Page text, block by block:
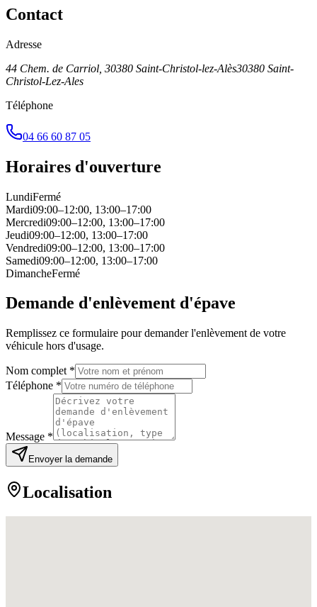
Contact
Adresse
44 Chem. de Carriol, 30380 Saint-Christol-lez-Alès30380 Saint-
Christol-Lez-Ales
Téléphone
04 66 60 87 05
Horaires d'ouverture
LundiFermé
Mardi09:00–12:00, 13:00–17:00
Mercredi09:00–12:00, 13:00–17:00
Jeudi09:00–12:00, 13:00–17:00
Vendredi09:00–12:00, 13:00–17:00
Samedi09:00–12:00, 13:00–17:00
DimancheFermé
Demande d'enlèvement d'épave
Remplissez ce formulaire pour demander l'enlèvement de votre
véhicule hors d'usage.
Nom complet *
Téléphone *
Message *
Envoyer la demande
Localisation